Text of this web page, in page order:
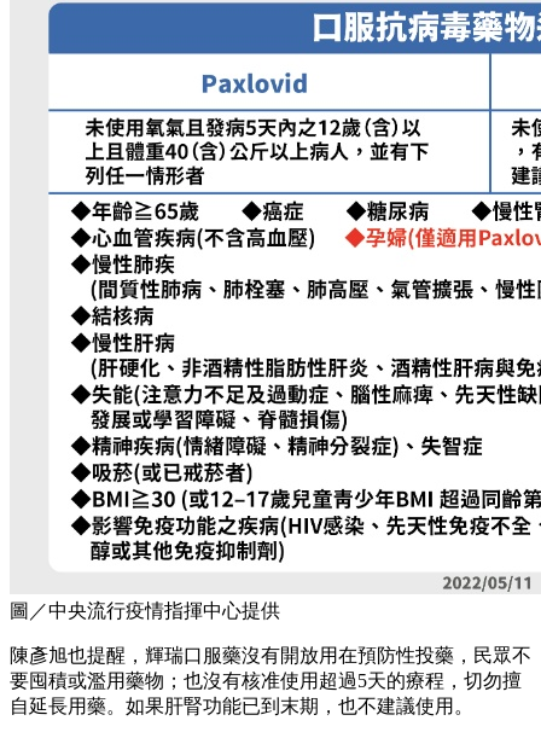
圖／中央流行疫情指揮中心提供
陳彥旭也提醒，輝瑞口服藥沒有開放用在預防性投藥，民眾不
要囤積或濫用藥物；也沒有核准使用超過5天的療程，切勿擅
自延長用藥。如果肝腎功能已到末期，也不建議使用。